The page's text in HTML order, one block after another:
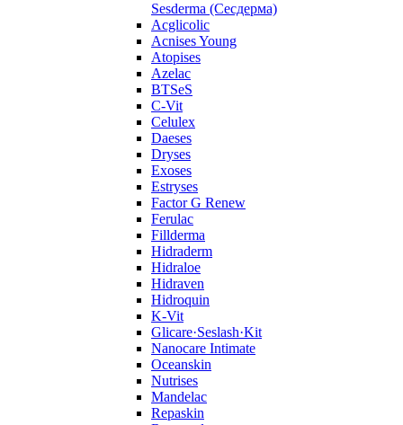
Sesderma (Сесдерма)
Acglicolic
Acnises Young
Atopises
Azelac
BTSeS
C‑Vit
Celulex
Daeses
Dryses
Exoses
Estryses
Factor G Renew
Ferulac
Fillderma
Hidraderm
Hidraloe
Hidraven
Hidroquin
K-Vit
Glicare·Seslash·Kit
Nanocare Intimate
Oceanskin
Nutrises
Mandelac
Repaskin